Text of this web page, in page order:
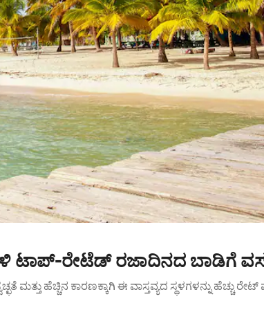
ಟಾಪ್-ರೇಟೆಡ್ ರಜಾದಿನದ ಬಾಡಿಗೆ
ಮತ್ತು ಹೆಚ್ಚಿನ ಕಾರಣಕ್ಕಾಗಿ ಈ ವಾಸ್ತವ್ಯದ ಸ್ಥಳಗಳನ್ನು ಹೆಚ್ಚು